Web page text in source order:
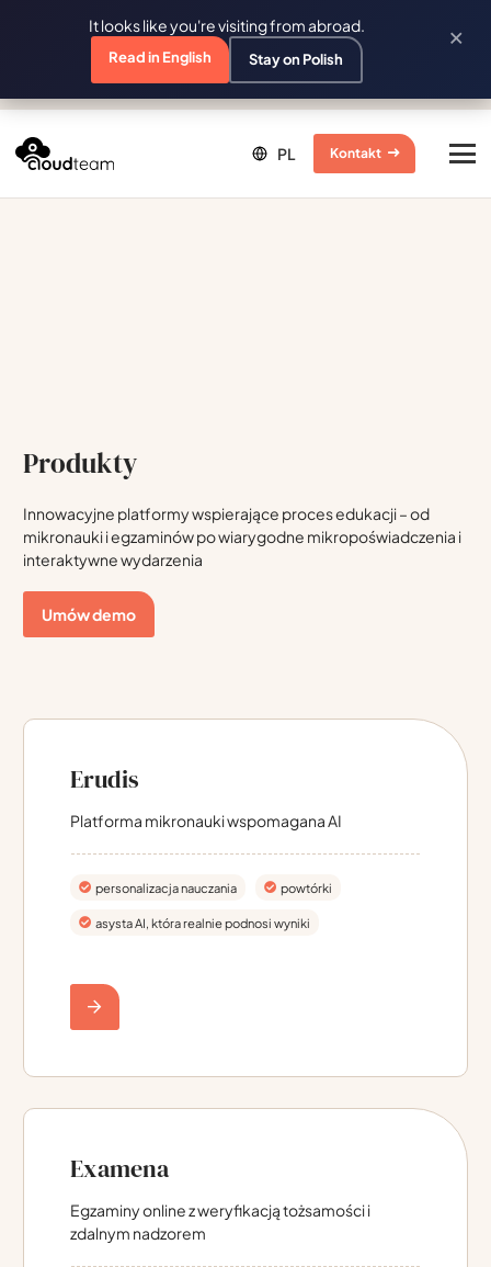
Kontakt
Produkty
Innowacyjne platformy wspierające proces edukacji – od
mikronauki i egzaminów po wiarygodne mikropoświadczenia i
interaktywne wydarzenia
Umów demo
Erudis
Platforma mikronauki wspomagana AI
personalizacja nauczania powtórki
asysta AI, która realnie podnosi wyniki
Examena
Egzaminy online z weryfikacją tożsamości i
zdalnym nadzorem
It looks like you're visiting from abroad.
Read in English Stay on Polish
×